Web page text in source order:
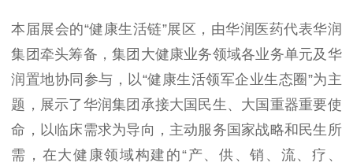
本届展会的“健康生活链”展区，由华润医药代表华润
集团牵头筹备，集团大健康业务领域各业务单元及华
润置地协同参与，以“健康生活领军企业生态圈”为主
题，展示了华润集团承接大国民生、大国重器重要使
命，以临床需求为导向，主动服务国家战略和民生所
需，在大健康领域构建的“产、供、销、流、疗、